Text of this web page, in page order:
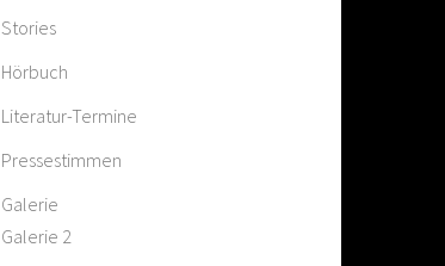
Stories
Hörbuch
Literatur-Termine
Pressestimmen
Galerie
Galerie 2